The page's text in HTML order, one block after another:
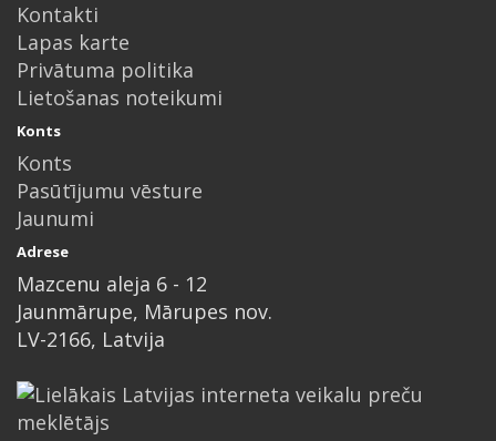
Kontakti
Lapas karte
Privātuma politika
Lietošanas noteikumi
Konts
Konts
Pasūtījumu vēsture
Jaunumi
Adrese
Mazcenu aleja 6 - 12
Jaunmārupe, Mārupes nov.
LV-2166, Latvija